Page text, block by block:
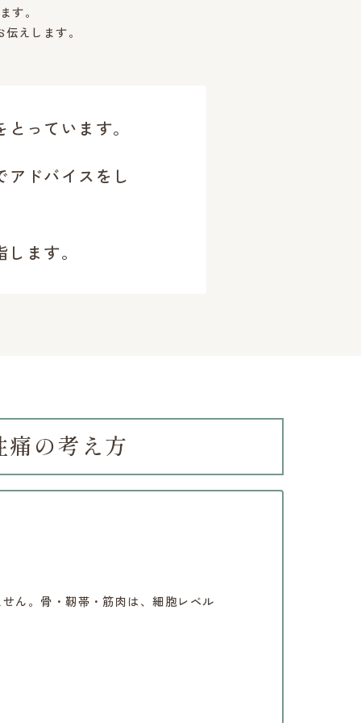
す。
えします。
っています。
ドバイスをし
ます。
痛の考え方
ん。骨・靭帯・筋肉は、細胞レベル